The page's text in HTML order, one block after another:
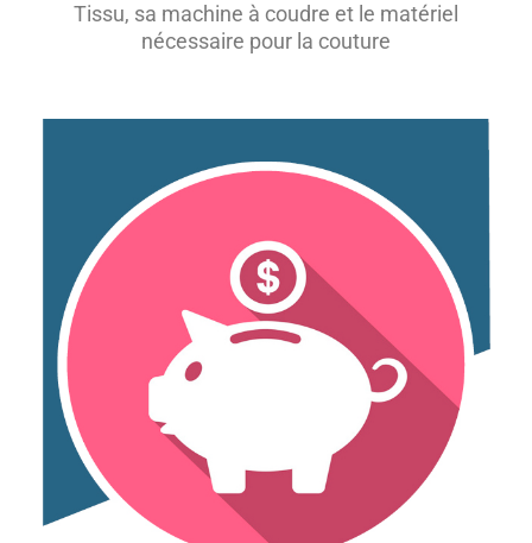
Tissu, sa machine à coudre et le matériel
nécessaire pour la couture